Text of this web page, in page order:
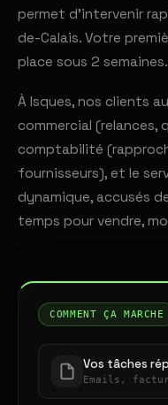
permet d'intervenir
de-Calais. Votre
place sous 2 semaines.
À Isques, nos clients
commercial (relances,
comptabilité
fournisseurs), et le
dynamique, accusés
temps pour vendre,
COMMENT ÇA MARCHE
Vos tâches
Emails,